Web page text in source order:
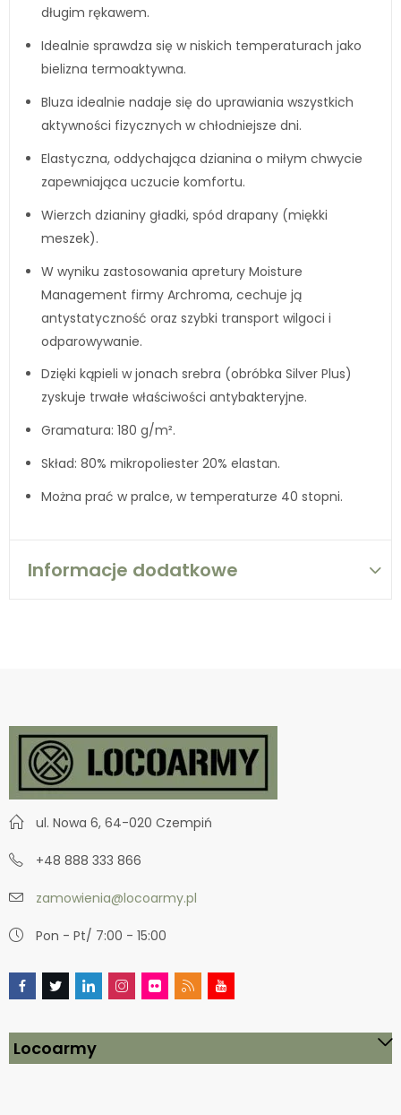
długim rękawem.
Idealnie sprawdza się w niskich temperaturach jako
bielizna termoaktywna.
Bluza idealnie nadaje się do uprawiania wszystkich
aktywności fizycznych w chłodniejsze dni.
Elastyczna, oddychająca dzianina o miłym chwycie
zapewniająca uczucie komfortu.
Wierzch dzianiny gładki, spód drapany (miękki
meszek).
W wyniku zastosowania apretury Moisture
Management firmy Archroma, cechuje ją
antystatyczność oraz szybki transport wilgoci i
odparowywanie.
Dzięki kąpieli w jonach srebra (obróbka Silver Plus)
zyskuje trwałe właściwości antybakteryjne.
Gramatura: 180 g/m².
Skład: 80% mikropoliester 20% elastan.
Można prać w pralce, w temperaturze 40 stopni.
Informacje dodatkowe
ul. Nowa 6, 64-020 Czempiń
+48 888 333 866
zamowienia@locoarmy.pl
Pon - Pt/ 7:00 - 15:00
Locoarmy